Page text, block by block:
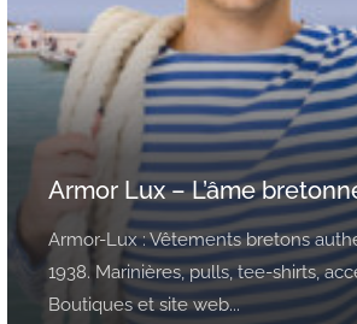
Armor Lux – L’âme
Armor-Lux : Vêtements bretons
1938. Marinières, pulls, tee-shirts,
Boutiques et site web...